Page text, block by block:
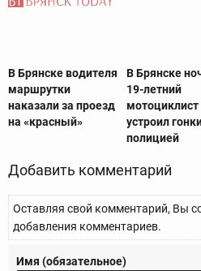
В Брянске водителя
маршрутки
наказали за проезд
на «красный»
В Брянске
19-летний
мотоциклист
устроил
полицией
Добавить комментарий
Оставляя свой комментарий, Вы
добавления комментариев.
Имя (обязательное)